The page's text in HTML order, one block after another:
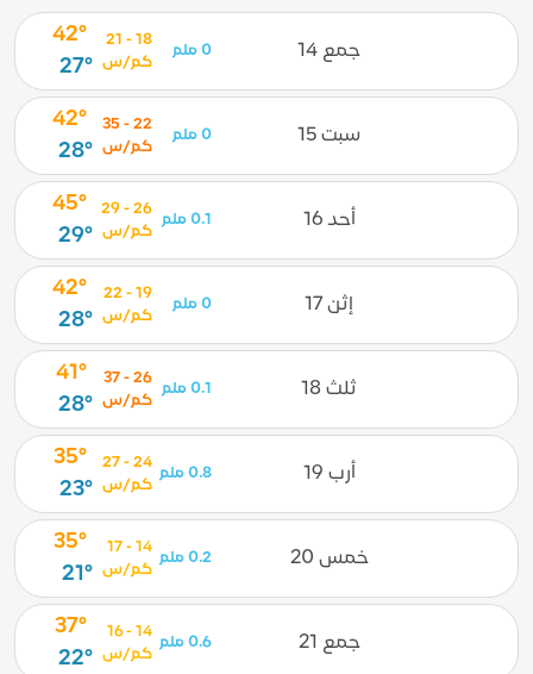
جمع 14 0 ملم
18 - 21
كم/س
42°
27°
سبت 15 0 ملم
22 - 35
كم/س
42°
28°
أحد 16 0.1 ملم
26 - 29
كم/س
45°
29°
إثن 17 0 ملم
19 - 22
كم/س
42°
28°
ثلث 18 0.1 ملم
26 - 37
كم/س
41°
28°
أرب 19 0.8 ملم
24 - 27
كم/س
35°
23°
خمس 20 0.2 ملم
14 - 17
كم/س
35°
21°
جمع 21 0.6 ملم
14 - 16
كم/س
37°
22°